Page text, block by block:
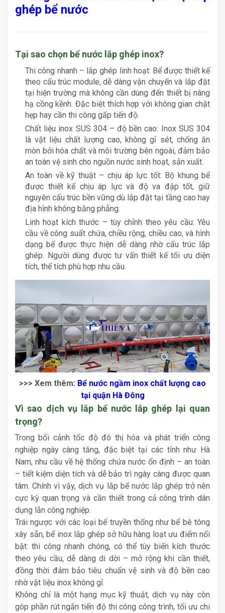
ghép bể nước
Tại sao chọn bể nước lắp ghép inox?
Thi công nhanh – lắp ghép linh hoạt: Bể được thiết kế
theo cấu trúc module, dễ dàng vận chuyển và lắp đặt
tại hiện trường mà không cần dùng đến thiết bị nâng
hạ cồng kềnh. Đặc biệt thích hợp với không gian chật
hẹp hay cần thi công gấp tiến độ.
Chất liệu inox SUS 304 – độ bền cao: Inox SUS 304
là vật liệu chất lượng cao, không gỉ sét, chống ăn
mòn bởi hóa chất và môi trường bên ngoài, đảm bảo
an toàn vệ sinh cho nguồn nước sinh hoạt, sản xuất.
An toàn về kỹ thuật – chịu áp lực tốt: Bộ khung bể
được thiết kế chịu áp lực và độ va đập tốt, giữ
nguyên cấu trúc bền vững dù lắp đặt tại tầng cao hay
địa hình không bằng phẳng.
Linh hoạt kích thước – tùy chỉnh theo yêu cầu: Yêu
cầu về công suất chứa, chiều rộng, chiều cao, và hình
dạng bể được thực hiện dễ dàng nhờ cấu trúc lắp
ghép. Người dùng được tư vấn thiết kế tối ưu diện
tích, thể tích phù hợp nhu cầu.
>>> Xem thêm: Bể nước ngầm inox chất lượng cao
tại quận Hà Đông
Vì sao dịch vụ lắp bể nước lắp ghép lại quan
trọng?
Trong bối cảnh tốc độ đô thị hóa và phát triển công
nghiệp ngày càng tăng, đặc biệt tại các tỉnh như Hà
Nam, nhu cầu về hệ thống chứa nước ổn định – an toàn
– tiết kiệm diện tích và dễ bảo trì ngày càng được quan
tâm. Chính vì vậy, dịch vụ lắp bể nước lắp ghép trở nên
cực kỳ quan trọng và cần thiết trong cả công trình dân
dụng lẫn công nghiệp.
Trái ngược với các loại bể truyền thống như bể bê tông
xây sẵn, bể inox lắp ghép sở hữu hàng loạt ưu điểm nổi
bật: thi công nhanh chóng, có thể tùy biến kích thước
theo yêu cầu, dễ dàng di dời – mở rộng khi cần thiết,
đồng thời đảm bảo tiêu chuẩn vệ sinh và độ bền cao
nhờ vật liệu inox không gỉ.
Không chỉ là một hạng mục kỹ thuật, dịch vụ này còn
góp phần rút ngắn tiến độ thi công công trình, tối ưu chi